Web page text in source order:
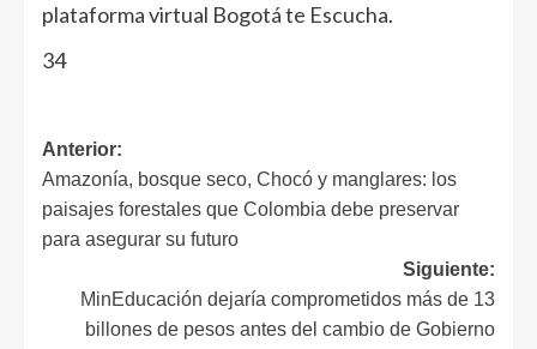
plataforma virtual Bogotá te Escucha.
34
Anterior:
Amazonía, bosque seco, Chocó y manglares: los
paisajes forestales que Colombia debe preservar
para asegurar su futuro
Siguiente:
MinEducación dejaría comprometidos más de 13
billones de pesos antes del cambio de Gobierno